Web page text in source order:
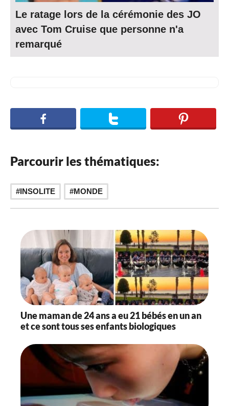
Le ratage lors de la cérémonie des JO
avec Tom Cruise que personne n'a
remarqué
Parcourir les thématiques:
INSOLITE MONDE
Une maman de 24 ans a eu 21 bébés en un an
et ce sont tous ses enfants biologiques